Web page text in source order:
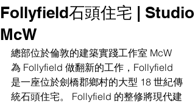
Follyfield石頭住宅 | Studio
McW
總部位於倫敦的建築實踐工作室 McW
為 Follyfield 做翻新的工作，Follyfield
是一座位於劍橋郡鄉村的大型 18 世紀傳
統石頭住宅。 Follyfield 的整修將現代建